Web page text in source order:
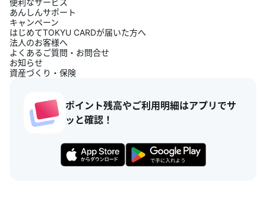
便利なサービス
あんしんサポート
キャンペーン
はじめてTOKYU CARDが届いた方へ
法人のお客様へ
よくあるご質問・お問合せ
お知らせ
資産づくり・保険
ポイント残高やご利用明細はアプリでサ
ッと確認！